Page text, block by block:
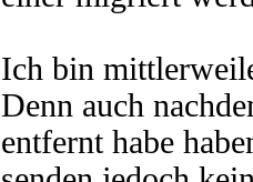
Ich bin
Denn auch
entfernt habe